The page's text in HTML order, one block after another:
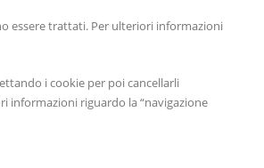
essere trattati. Per ulteriori informazioni
i cookie per poi cancellarli
informazioni riguardo la “navigazione